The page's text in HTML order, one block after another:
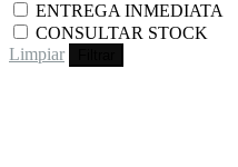
ENTREGA INMEDIATA
CONSULTAR STOCK
Limpiar